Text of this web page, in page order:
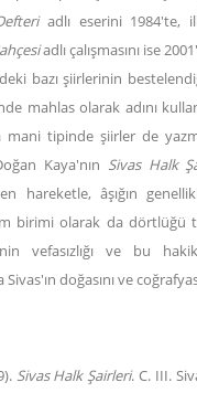
adlı eserini 1984'te,
adlı çalışmasını ise
bazı şiirlerinin
mahlas olarak adını
tipinde şiirler de
Kaya'nın Sivas Halk
hareketle, âşığın
birimi olarak da
vefasızlığı ve bu
Sivas'ın doğasını ve
Sivas Halk Şairleri. C. III.